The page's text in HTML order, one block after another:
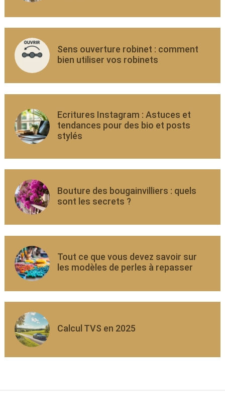
Sens ouverture robinet : comment
bien utiliser vos robinets
Ecritures Instagram : Astuces et
tendances pour des bio et posts
stylés
Bouture des bougainvilliers : quels
sont les secrets ?
Tout ce que vous devez savoir sur
les modèles de perles à repasser
Calcul TVS en 2025